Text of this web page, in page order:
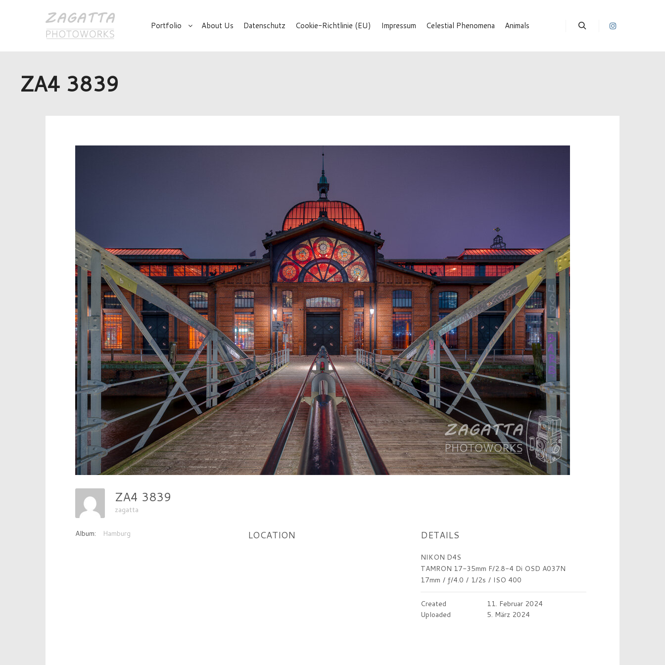
Portfolio About Us Datenschutz Cookie-Richtlinie (EU) Impressum Celestial Phenomena Animals
ZA4 3839
ZA4 3839
zagatta
Album: Hamburg LOCATION DETAILS
NIKON D4S
TAMRON 17-35mm F/2.8-4 Di OSD A037N
17mm / ƒ/4.0 / 1/2s / ISO 400
Created
11. Februar 2024
Uploaded
5. März 2024